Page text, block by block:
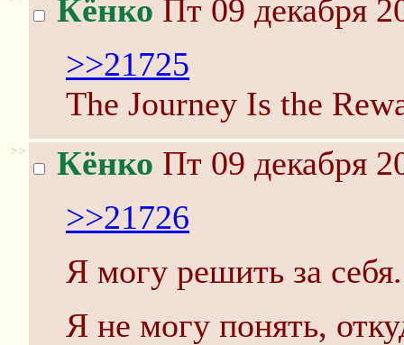
Кёнко Пт 09 декабря
>>21725
The Journey Is the
>> Кёнко Пт 09 декабря
>>21726
Я могу решить за
Я не могу понять,